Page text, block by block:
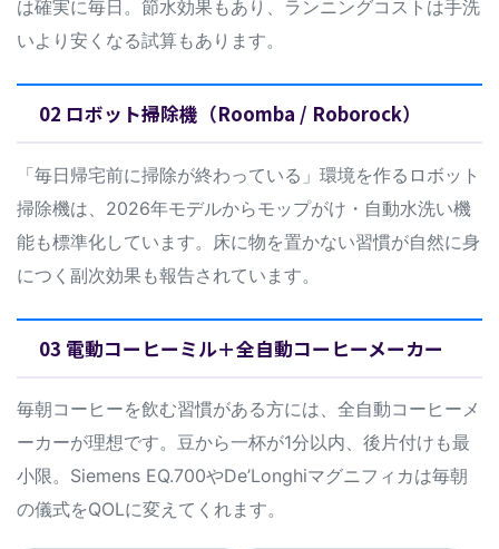
は確実に毎日。節水効果もあり、ランニングコストは手洗
いより安くなる試算もあります。
02 ロボット掃除機（Roomba / Roborock）
「毎日帰宅前に掃除が終わっている」環境を作るロボット
掃除機は、2026年モデルからモップがけ・自動水洗い機
能も標準化しています。床に物を置かない習慣が自然に身
につく副次効果も報告されています。
03 電動コーヒーミル＋全自動コーヒーメーカー
毎朝コーヒーを飲む習慣がある方には、全自動コーヒーメ
ーカーが理想です。豆から一杯が1分以内、後片付けも最
小限。Siemens EQ.700やDe’Longhiマグニフィカは毎朝
の儀式をQOLに変えてくれます。